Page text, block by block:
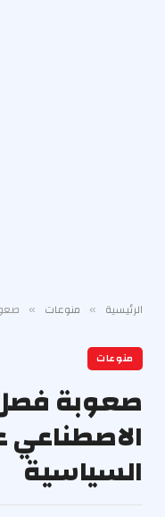
الرئيسية » منوعات »
منوعات
صعوبة فصل
الاصطناعي
السياسية